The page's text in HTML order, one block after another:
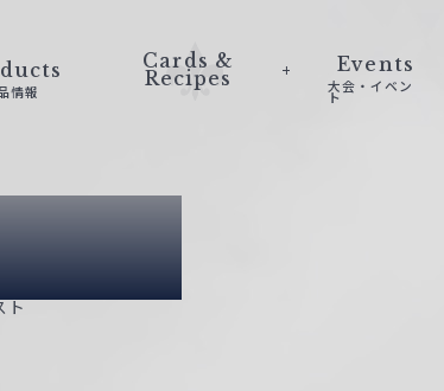
情報
Cards &
Recipes
Events
大会・イベン
ト
ト